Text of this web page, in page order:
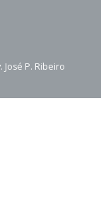
José P. Ribeiro